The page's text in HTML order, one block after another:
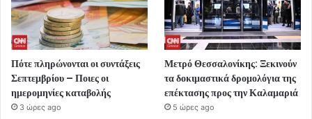
Πότε πληρώνονται οι συντάξεις
Σεπτεμβρίου – Ποιες οι
ημερομηνίες καταβολής
3 ώρες ago
Μετρό Θεσσαλονίκης: Ξεκινούν
τα δοκιμαστικά δρομολόγια της
επέκτασης προς την Καλαμαριά
5 ώρες ago